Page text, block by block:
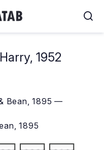
Harry, 1952
Bean, 1895 —
1895